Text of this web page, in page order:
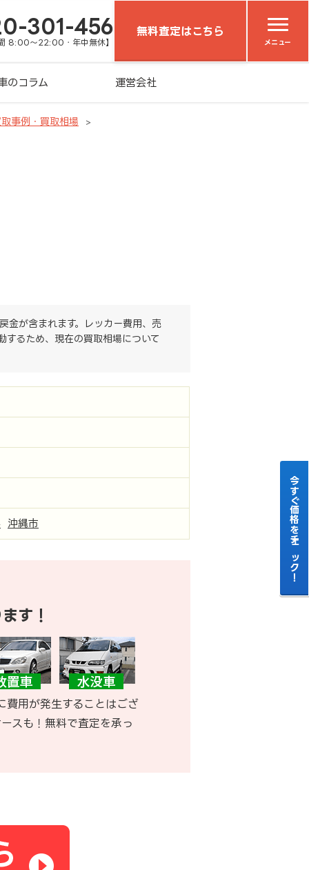
301-456
8:00～22:00・年中無休】
無料査定はこちら
メニュー
のコラム 運営会社
事例・買取相場
金が含まれます。レッカー費用、売
するため、現在の買取相場について
沖縄市
す！
費用が発生することはござ
スも！無料で査定を承っ
今すぐ価格をチェック！